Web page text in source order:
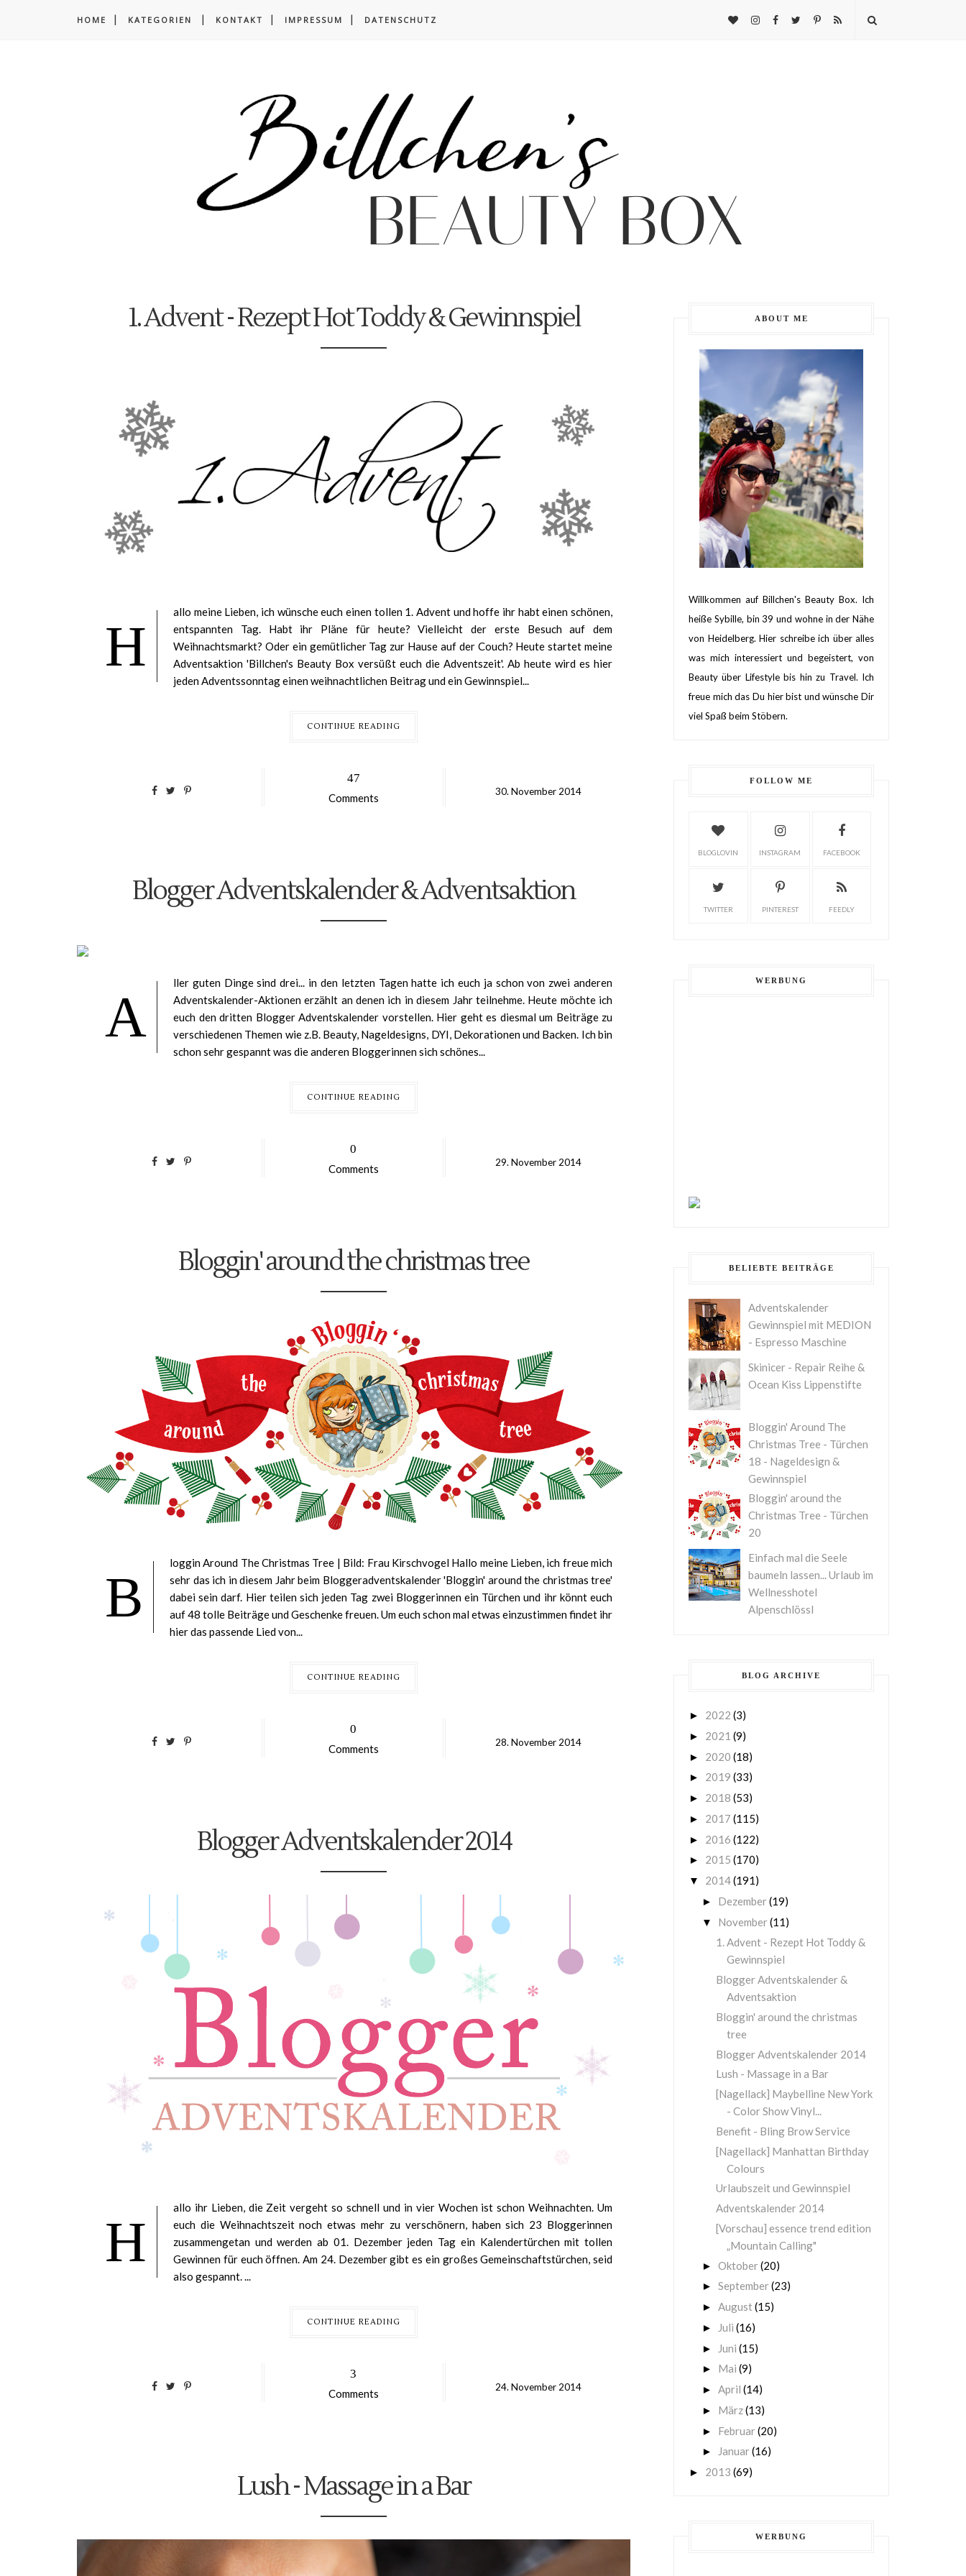
HOME KATEGORIEN KONTAKT IMPRESSUM DATENSCHUTZ
1. Advent - Rezept Hot Toddy & Gewinnspiel
H
allo meine Lieben, ich wünsche euch einen tollen 1. Advent und hoffe ihr habt einen schönen,
entspannten Tag. Habt ihr Pläne für heute? Vielleicht der erste Besuch auf dem
Weihnachtsmarkt? Oder ein gemütlicher Tag zur Hause auf der Couch? Heute startet meine
Adventsaktion 'Billchen's Beauty Box versüßt euch die Adventszeit'. Ab heute wird es hier
jeden Adventssonntag einen weihnachtlichen Beitrag und ein Gewinnspiel...
CONTINUE READING
47
Comments 30.November2014
Blogger Adventskalender & Adventsaktion
A
ller guten Dinge sind drei... in den letzten Tagen hatte ich euch ja schon von zwei anderen
Adventskalender-Aktionen erzählt an denen ich in diesem Jahr teilnehme. Heute möchte ich
euch den dritten Blogger Adventskalender vorstellen. Hier geht es diesmal um Beiträge zu
verschiedenen Themen wie z.B. Beauty, Nageldesigns, DYI, Dekorationen und Backen. Ich bin
schon sehr gespannt was die anderen Bloggerinnen sich schönes...
CONTINUE READING
0
Comments 29.November2014
Bloggin' around the christmas tree
B
loggin Around The Christmas Tree | Bild: Frau Kirschvogel Hallo meine Lieben, ich freue mich
sehr das ich in diesem Jahr beim Bloggeradventskalender 'Bloggin' around the christmas tree'
dabei sein darf. Hier teilen sich jeden Tag zwei Bloggerinnen ein Türchen und ihr könnt euch
auf 48 tolle Beiträge und Geschenke freuen. Um euch schon mal etwas einzustimmen findet ihr
hier das passende Lied von...
CONTINUE READING
0
Comments 28.November2014
Blogger Adventskalender 2014
H
allo ihr Lieben, die Zeit vergeht so schnell und in vier Wochen ist schon Weihnachten. Um
euch die Weihnachtszeit noch etwas mehr zu verschönern, haben sich 23 Bloggerinnen
zusammengetan und werden ab 01. Dezember jeden Tag ein Kalendertürchen mit tollen
Gewinnen für euch öffnen. Am 24. Dezember gibt es ein großes Gemeinschaftstürchen, seid
also gespannt. ...
CONTINUE READING
3
Comments 24.November2014
Lush - Massage in a Bar
ABOUT ME
Willkommen auf Billchen's Beauty Box. Ich
heiße Sybille, bin 39 und wohne in der Nähe
von Heidelberg. Hier schreibe ich über alles
was mich interessiert und begeistert, von
Beauty über Lifestyle bis hin zu Travel. Ich
freue mich das Du hier bist und wünsche Dir
viel Spaß beim Stöbern.
FOLLOW ME
BLOGLOVIN INSTAGRAM FACEBOOK
TWITTER PINTEREST FEEDLY
WERBUNG
BELIEBTE BEITRÄGE
Adventskalender
Gewinnspiel mit MEDION
- Espresso Maschine
Skinicer - Repair Reihe &
Ocean Kiss Lippenstifte
Bloggin' Around The
Christmas Tree - Türchen
18 - Nageldesign &
Gewinnspiel
Bloggin' around the
Christmas Tree - Türchen
20
Einfach mal die Seele
baumeln lassen... Urlaub im
Wellnesshotel
Alpenschlössl
BLOG ARCHIVE
► 2022 (3)
► 2021 (9)
► 2020 (18)
► 2019 (33)
► 2018 (53)
► 2017 (115)
► 2016 (122)
► 2015 (170)
▼ 2014(191)
► Dezember(19)
▼ November(11)
1. Advent - Rezept Hot Toddy &
Gewinnspiel
Blogger Adventskalender &
Adventsaktion
Bloggin' around the christmas
tree
Blogger Adventskalender 2014
Lush - Massage in a Bar
[Nagellack] Maybelline New York
- Color Show Vinyl...
Benefit - Bling Brow Service
[Nagellack] Manhattan Birthday
Colours
Urlaubszeit und Gewinnspiel
Adventskalender 2014
[Vorschau] essence trend edition
„Mountain Calling"
► Oktober(20)
► September(23)
► August(15)
► Juli (16)
► Juni (15)
► Mai (9)
► April (14)
► März(13)
► Februar(20)
► Januar(16)
► 2013 (69)
WERBUNG